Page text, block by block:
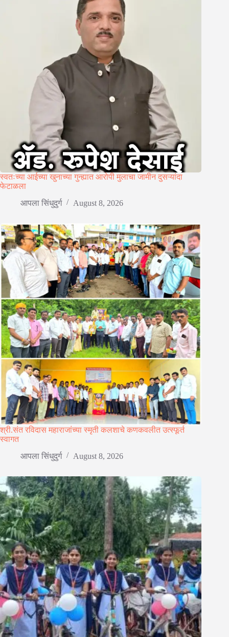
स्वतःच्या आईच्या खुनाच्या गुन्ह्यात आरोपी मुलाचा जामीन दुसऱ्यांदा
फेटाळला
आपला सिंधुदुर्ग
August 8, 2026
श्री.संत रविदास महाराजांच्या स्मृती कलशाचे कणकवलीत उत्स्फूर्त
स्वागत
आपला सिंधुदुर्ग
August 8, 2026